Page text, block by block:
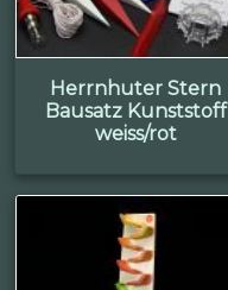
Herrnhuter Stern
Bausatz Kunststoff
weiss/rot